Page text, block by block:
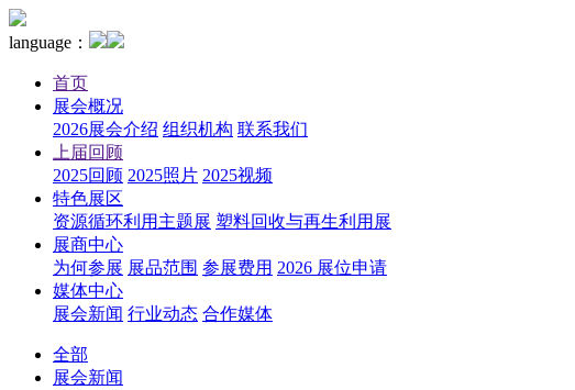
language：
首页
展会概况
2026展会介绍 组织机构 联系我们
上届回顾
2025回顾 2025照片 2025视频
特色展区
资源循环利用主题展 塑料回收与再生利用展
展商中心
为何参展 展品范围 参展费用 2026 展位申请
媒体中心
展会新闻 行业动态 合作媒体
全部
展会新闻